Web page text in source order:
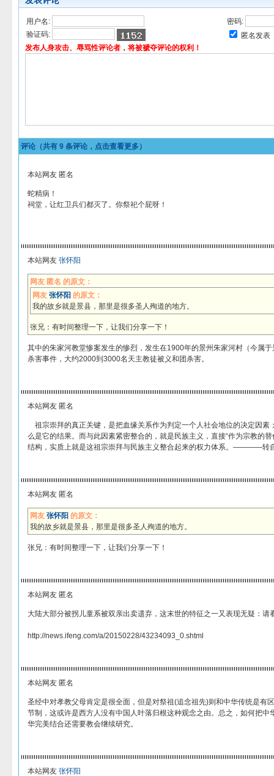
用户名:
密码:
验证码:
匿名发表
发布人身攻击、辱骂性评论者，将被褫夺评论的权利！
评论（共有 9 条评论，点击查看更多）
本站网友 匿名
蛇精病！
祠堂，让红卫兵们都灭了。你祭祀个屁呀！
本站网友 张怀阳
网友 匿名 的原文：
网友 张怀阳 的原文：
我的故乡就是景县，那里是很多圣人殉道的地方。
张兄：有时间整理一下，让我们分享一下！
其中的朱家河教堂惨案发生的惨烈，发生在1900年的景州朱家河村（今属
杀害事件，大约2000到3000名天主教徒被义和团杀害。
本站网友 匿名
祖宗崇拜的真正关键，是把血缘关系作为判定一个人社会地位的决定因素
么是它的结果。而与此因素紧密整合的，就是民族主义，直接“作为宗教的
结构，实质上就是这祖宗崇拜与民族主义整合起来的权力体系。————转
本站网友 匿名
网友 张怀阳 的原文：
我的故乡就是景县，那里是很多圣人殉道的地方。
张兄：有时间整理一下，让我们分享一下！
本站网友 匿名
大陆大部分被拐儿童系被双亲出卖遗弃，这末世的特征之一又表现无疑：请
http://news.ifeng.com/a/20150228/43234093_0.shtml
本站网友 匿名
圣经中对孝教父母肯定是很全面，但是对祭祖(追念祖先)则和中华传统是有
节制，这或许是西方人没有中国人叶落归根这种观念之由。总之，如何把中
华完美结合还需要教会继续研究。
本站网友 张怀阳